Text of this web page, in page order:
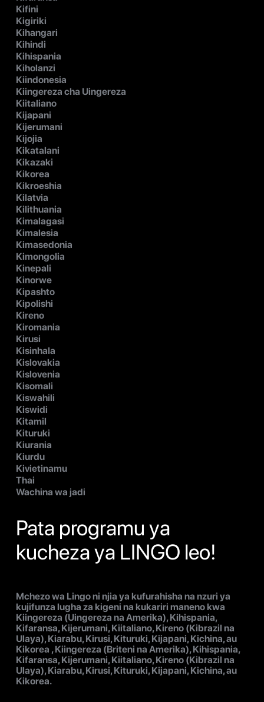
Kifini
Kigiriki
Kihangari
Kihindi
Kihispania
Kiholanzi
Kiindonesia
Kiingereza cha Uingereza
Kiitaliano
Kijapani
Kijerumani
Kijojia
Kikatalani
Kikazaki
Kikorea
Kikroeshia
Kilatvia
Kilithuania
Kimalagasi
Kimalesia
Kimasedonia
Kimongolia
Kinepali
Kinorwe
Kipashto
Kipolishi
Kireno
Kiromania
Kirusi
Kisinhala
Kislovakia
Kislovenia
Kisomali
Kiswahili
Kiswidi
Kitamil
Kituruki
Kiurania
Kiurdu
Kivietinamu
Thai
Wachina wa jadi
Pata programu ya
kucheza ya LINGO leo!
Mchezo wa Lingo ni njia ya kufurahisha na nzuri ya
kujifunza lugha za kigeni na kukariri maneno kwa
Kiingereza (Uingereza na Amerika), Kihispania,
Kifaransa, Kijerumani, Kiitaliano, Kireno (Kibrazil na
Ulaya), Kiarabu, Kirusi, Kituruki, Kijapani, Kichina, au
Kikorea , Kiingereza (Briteni na Amerika), Kihispania,
Kifaransa, Kijerumani, Kiitaliano, Kireno (Kibrazil na
Ulaya), Kiarabu, Kirusi, Kituruki, Kijapani, Kichina, au
Kikorea.